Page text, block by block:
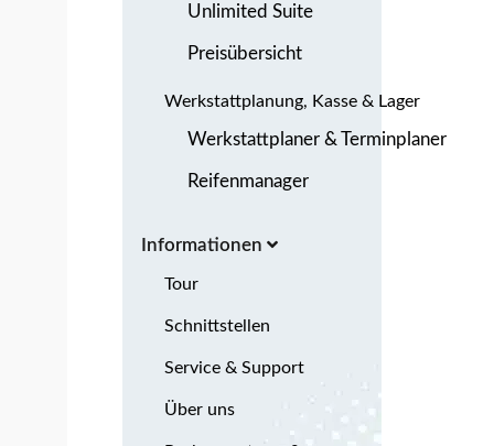
Unlimited Suite
Preisübersicht
Werkstattplanung, Kasse & Lager
Werkstattplaner & Terminplaner
Reifenmanager
Informationen
Tour
Schnittstellen
Service & Support
Über uns